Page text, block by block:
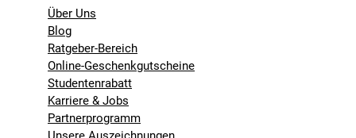
Über Uns
Blog
Ratgeber-Bereich
Online-Geschenkgutscheine
Studentenrabatt
Karriere & Jobs
Partnerprogramm